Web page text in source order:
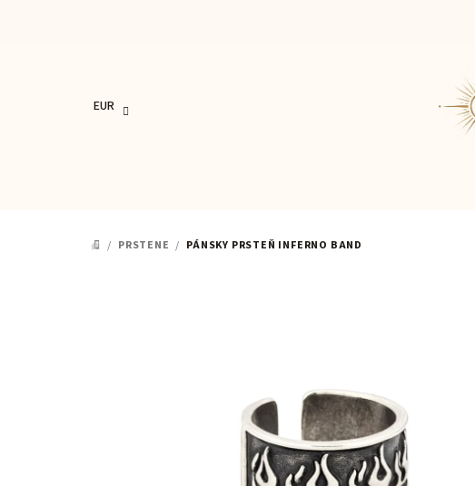
EUR
DOMOV
/ PRSTENE / PÁNSKY PRSTEŇ INFERNO BAND